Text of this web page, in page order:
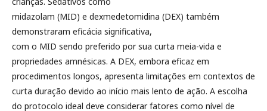
midazolam (MID) e dexmedetomidina (DEX) também
demonstraram eficácia significativa,
com o MID sendo preferido por sua curta meia-vida e
propriedades amnésicas. A DEX, embora eficaz em
procedimentos longos, apresenta limitações em contextos de
curta duração devido ao início mais lento de ação. A escolha
do protocolo ideal deve considerar fatores como nível de